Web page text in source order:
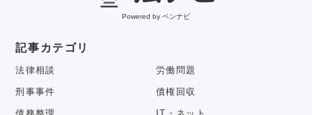
Powered by ベンナビ
記事カテゴリ
法律相談 労働問題
刑事事件 債権回収